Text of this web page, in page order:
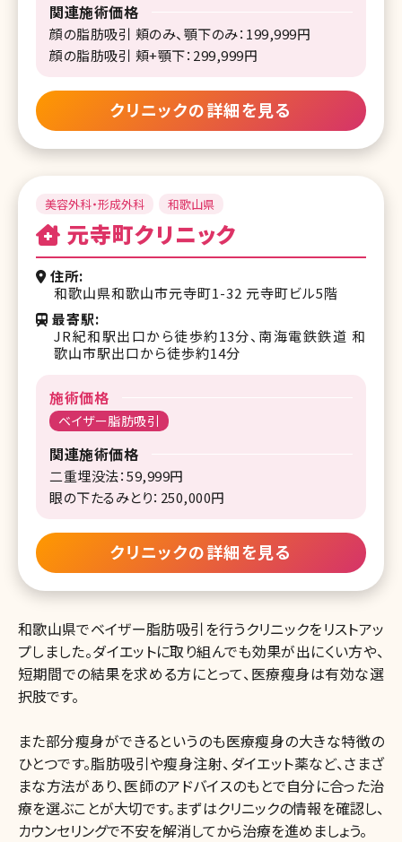
関連施術価格
顔の脂肪吸引 頬のみ、顎下のみ：199,999円
顔の脂肪吸引 頬+顎下：299,999円
クリニックの詳細を見る
美容外科・形成外科 和歌山県
元寺町クリニック
住所
和歌山県和歌山市元寺町1-32 元寺町ビル5階
最寄駅
JR紀和駅出口から徒歩約13分、南海電鉄鉄道 和
歌山市駅出口から徒歩約14分
施術価格
ベイザー脂肪吸引
関連施術価格
二重埋没法：59,999円
眼の下たるみとり：250,000円
クリニックの詳細を見る
和歌山県でベイザー脂肪吸引を行うクリニックをリストアッ
プしました。ダイエットに取り組んでも効果が出にくい方や、
短期間での結果を求める方にとって、医療瘦身は有効な選
択肢です。
また部分瘦身ができるというのも医療瘦身の大きな特徴の
ひとつです。脂肪吸引や瘦身注射、ダイエット薬など、さまざ
まな方法があり、医師のアドバイスのもとで自分に合った治
療を選ぶことが大切です。まずはクリニックの情報を確認し、
カウンセリングで不安を解消してから治療を進めましょう。